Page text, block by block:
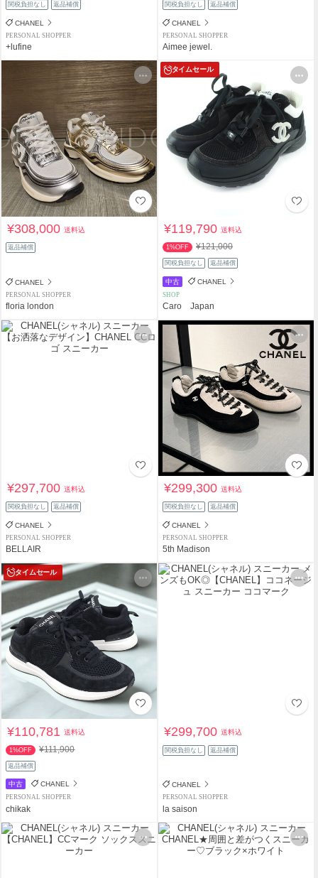
関税負担なし 返品補償
CHANEL
PERSONAL SHOPPER
+lufine
関税負担なし 返品補償
CHANEL
PERSONAL SHOPPER
Aimee jewel.
¥308,000送料込
返品補償
CHANEL
PERSONAL SHOPPER
floria london
タイムセール
¥119,790送料込
1%OFF ¥121,000
関税負担なし 返品補償
中古 CHANEL
SHOP
Caro Japan
¥297,700送料込
関税負担なし 返品補償
CHANEL
PERSONAL SHOPPER
BELLAIR
¥299,300送料込
関税負担なし 返品補償
CHANEL
PERSONAL SHOPPER
5th Madison
タイムセール
¥110,781送料込
1%OFF ¥111,900
返品補償
中古 CHANEL
PERSONAL SHOPPER
chikak
¥299,700送料込
関税負担なし 返品補償
CHANEL
PERSONAL SHOPPER
la saison